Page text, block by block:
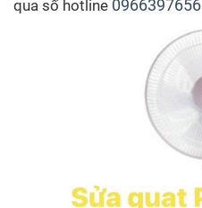
qua số hotline 0966397656